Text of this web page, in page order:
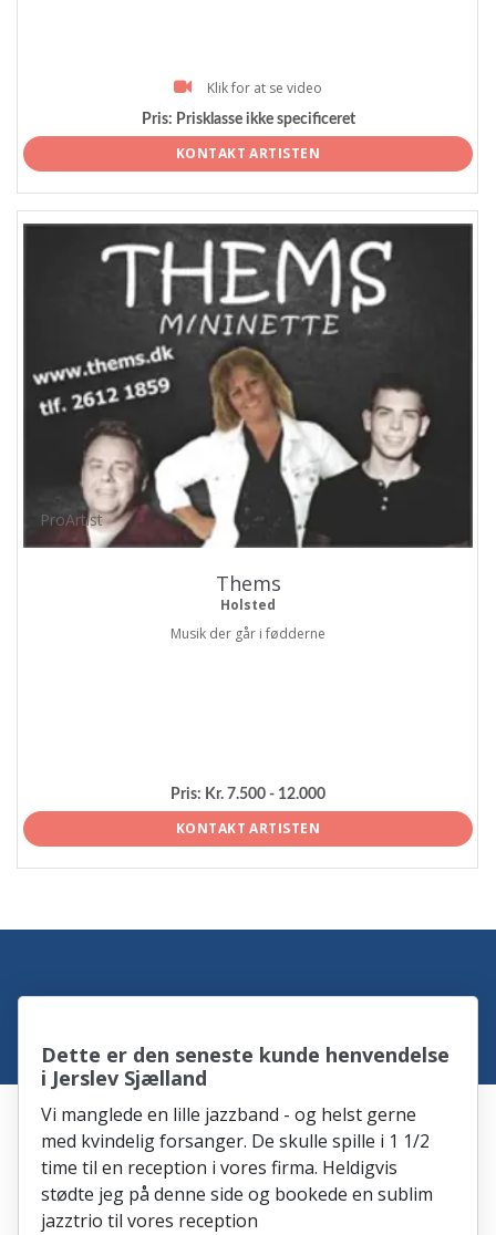
Klik for at se video
Pris: Prisklasse ikke specificeret
KONTAKT ARTISTEN
ProArtist
Thems
Holsted
Musik der går i fødderne
Pris: Kr. 7.500 - 12.000
KONTAKT ARTISTEN
Dette er den seneste kunde henvendelse
i Jerslev Sjælland
Vi manglede en lille jazzband - og helst gerne
med kvindelig forsanger. De skulle spille i 1 1/2
time til en reception i vores firma. Heldigvis
stødte jeg på denne side og bookede en sublim
jazztrio til vores reception